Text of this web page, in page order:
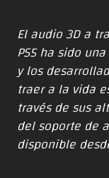
El audio 3D a
PS5 ha sido
y los
traer a la vida
través de sus
del soporte de
disponible